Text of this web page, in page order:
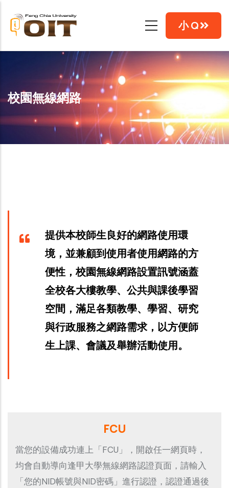
小 Q
校園無線網路
提供本校師生良好的網路使用環
境，並兼顧到使用者使用網路的方
便性，校園無線網路設置訊號涵蓋
全校各大樓教學、公共與課後學習
空間，滿足各類教學、學習、研究
與行政服務之網路需求，以方便師
生上課、會議及舉辦活動使用。
FCU
當您的設備成功連上「FCU」，開啟任一網頁時，
均會自動導向逢甲大學無線網路認證頁面，請輸入
「您的NID帳號與NID密碼」進行認證，認證通過後